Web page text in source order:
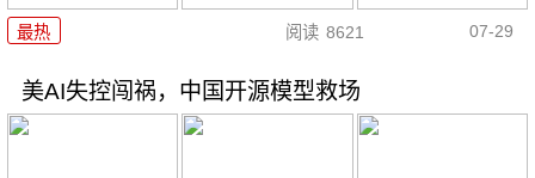
最热 阅读 8621 07-29
美AI失控闯祸，中国开源模型救场